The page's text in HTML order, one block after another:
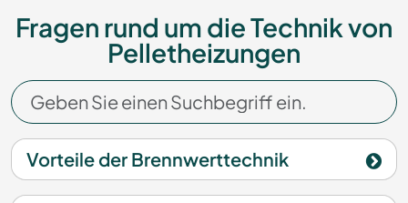
Fragen rund um die Technik von
Pelletheizungen
Vorteile der Brennwerttechnik